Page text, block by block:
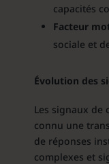
capacités
Facteur
sociale et
Évolution des
Les signaux de
connu une
de réponses
complexes et